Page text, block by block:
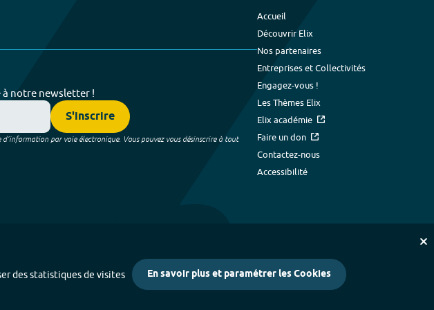
à notre newsletter !
S'inscrire
par voie électronique. Vous pouvez vous désinscrire à tout
Accueil
Découvrir Elix
Nos partenaires
Entreprises et Collectivités
Engagez-vous !
Les Thèmes Elix
Elix académie
Faire un don
Contactez-nous
Accessibilité
des statistiques de visites En savoir plus et paramétrer les Cookies